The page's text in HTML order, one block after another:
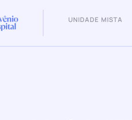
UNIDADE MISTA